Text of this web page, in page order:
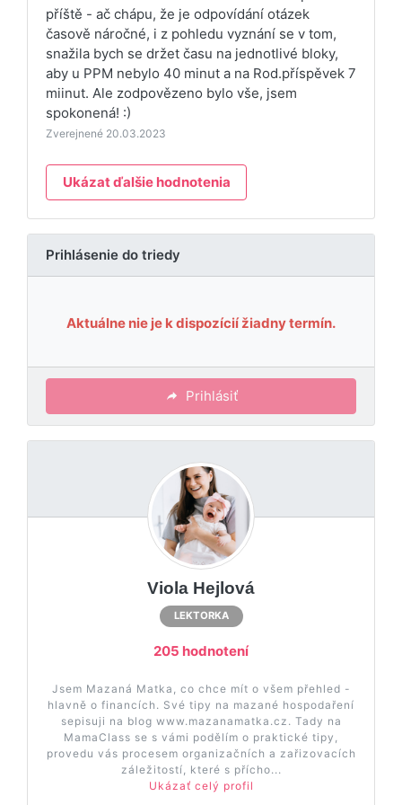
příště - ač chápu, že je odpovídání otázek
časově náročné, i z pohledu vyznání se v tom,
snažila bych se držet času na jednotlivé bloky,
aby u PPM nebylo 40 minut a na Rod.příspěvek 7
miinut. Ale zodpovězeno bylo vše, jsem
spokonená! :)
Zverejnené 20.03.2023
Ukázat ďalšie hodnotenia
Prihlásenie do triedy
Aktuálne nie je k dispozícií žiadny termín.
Prihlásiť
Viola Hejlová
LEKTORKA
205 hodnotení
Jsem Mazaná Matka, co chce mít o všem přehled -
hlavně o financích. Své tipy na mazané hospodaření
sepisuji na blog www.mazanamatka.cz. Tady na
MamaClass se s vámi podělím o praktické tipy,
provedu vás procesem organizačních a zařizovacích
záležitostí, které s přícho...
Ukázať celý profil